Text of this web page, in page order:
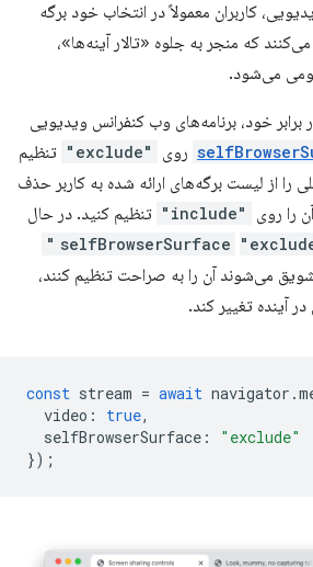
کاربران معمولاً در انتخاب خود برگه
که منجر به جلوه «تالار آینه‌ها»،
می‌شود.
برابر خود، برنامه‌های وب کنفرانس ویدیویی
روی "exclude"
تنظیم
را از لیست برگه‌های ارائه شده به کاربر حذف
را روی
"include"
تنظیم کنید. در حال
selfBrowserSurface
می‌شوند آن را به صراحت تنظیم کنند،
آینده تغییر کند.
const stream = await navigator .
video : true,
selfBrowserSurface : "exclude"
});